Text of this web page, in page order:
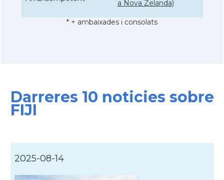
a Nova Zelanda)
* + ambaixades i consolats
Darreres 10 noticies sobre
FIJI
2025-08-14